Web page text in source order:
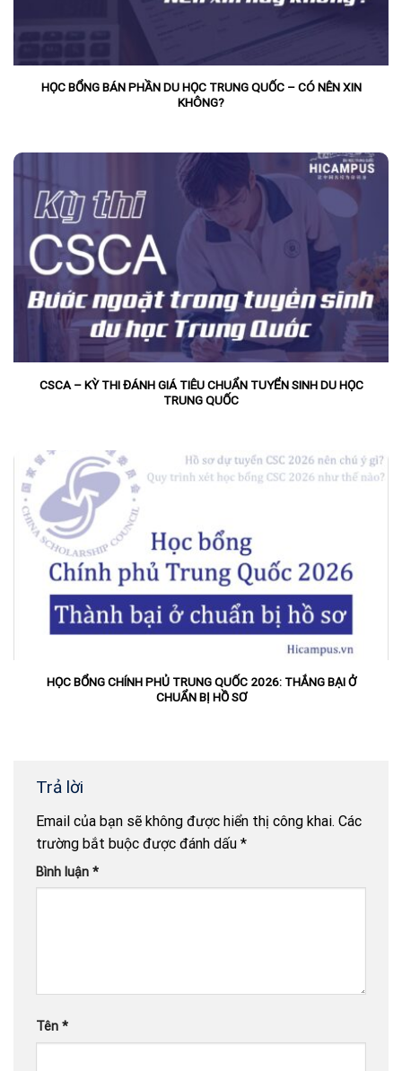
HỌC BỔNG BÁN PHẦN DU HỌC TRUNG QUỐC – CÓ NÊN XIN
KHÔNG?
CSCA – KỲ THI ĐÁNH GIÁ TIÊU CHUẨN TUYỂN SINH DU HỌC
TRUNG QUỐC
HỌC BỔNG CHÍNH PHỦ TRUNG QUỐC 2026: THẮNG BẠI Ở
CHUẨN BỊ HỒ SƠ
Trả lời
Email của bạn sẽ không được hiển thị công khai. Các
trường bắt buộc được đánh dấu *
Bình luận *
Tên *